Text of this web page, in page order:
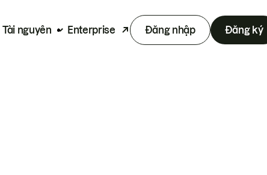
Tài nguyên Enterprise Đăng nhập Đăng ký